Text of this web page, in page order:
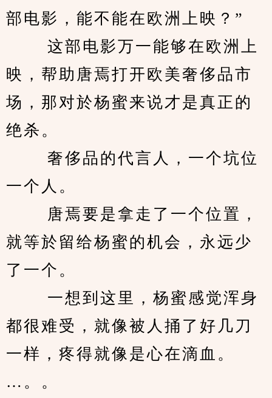
部电影，能不能在欧洲上映？”
这部电影万一能够在欧洲上
映，帮助唐焉打开欧美奢侈品市
场，那对於杨蜜来说才是真正的
绝杀。
奢侈品的代言人，一个坑位
一个人。
唐焉要是拿走了一个位置，
就等於留给杨蜜的机会，永远少
了一个。
一想到这里，杨蜜感觉浑身
都很难受，就像被人捅了好几刀
一样，疼得就像是心在滴血。
…。。